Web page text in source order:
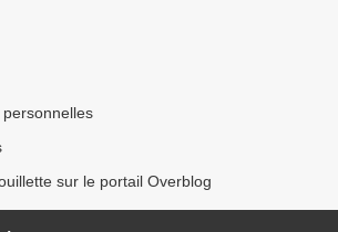
sur le portail Overblog